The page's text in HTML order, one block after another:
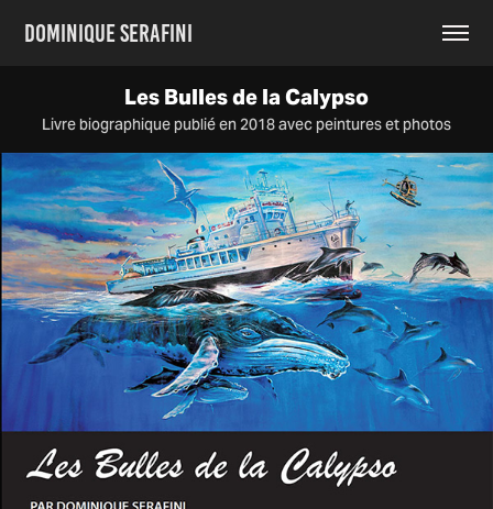
Dominique Serafini
Les Bulles de la Calypso
Livre biographique publié en 2018 avec peintures et photos